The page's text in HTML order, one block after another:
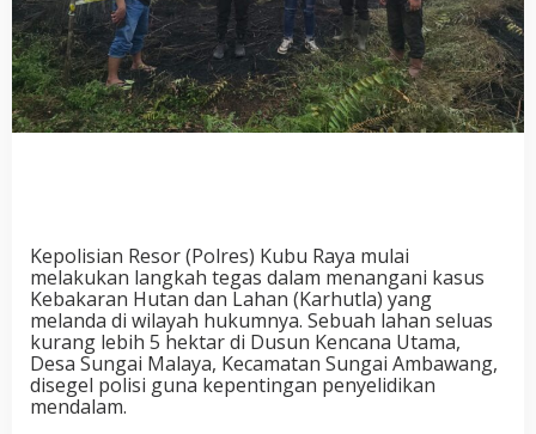
Kepolisian Resor (Polres) Kubu Raya mulai
melakukan langkah tegas dalam menangani kasus
Kebakaran Hutan dan Lahan (Karhutla) yang
melanda di wilayah hukumnya. Sebuah lahan seluas
kurang lebih 5 hektar di Dusun Kencana Utama,
Desa Sungai Malaya, Kecamatan Sungai Ambawang,
disegel polisi guna kepentingan penyelidikan
mendalam.